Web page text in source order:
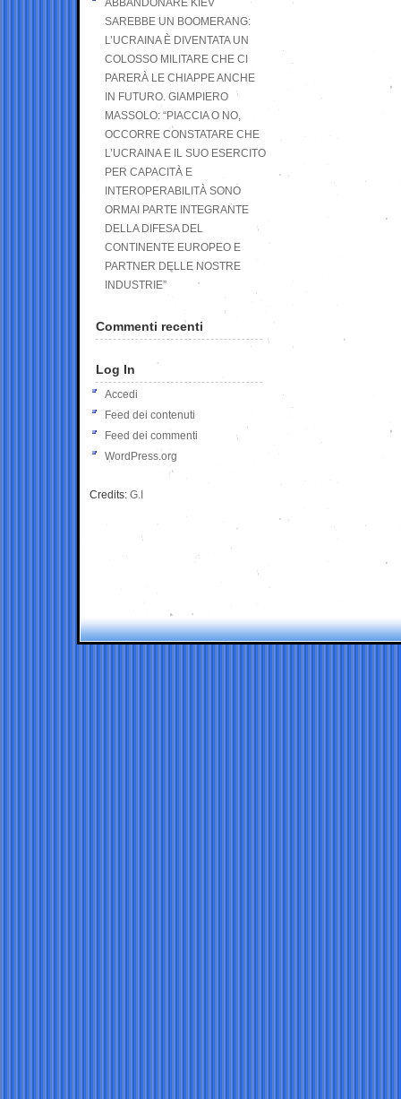
ABBANDONARE KIEV
SAREBBE UN BOOMERANG:
L’UCRAINA È DIVENTATA UN
COLOSSO MILITARE CHE CI
PARERÀ LE CHIAPPE ANCHE
IN FUTURO. GIAMPIERO
MASSOLO: “PIACCIA O NO,
OCCORRE CONSTATARE CHE
L’UCRAINA E IL SUO ESERCITO
PER CAPACITÀ E
INTEROPERABILITÀ SONO
ORMAI PARTE INTEGRANTE
DELLA DIFESA DEL
CONTINENTE EUROPEO E
PARTNER DELLE NOSTRE
INDUSTRIE”
Commenti recenti
Log In
Accedi
Feed dei contenuti
Feed dei commenti
WordPress.org
Credits: G.I